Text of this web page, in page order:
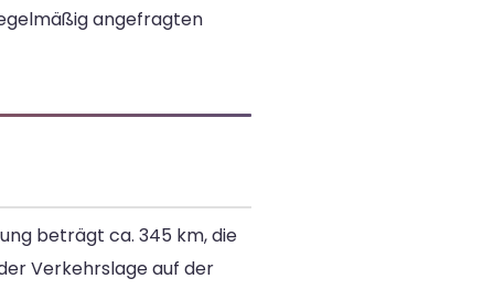
angefragten
beträgt ca. 345 km, die
Verkehrslage auf der